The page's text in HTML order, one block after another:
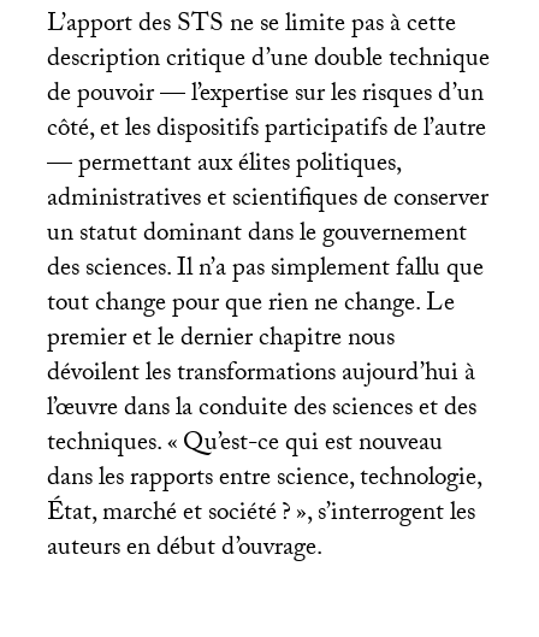
L’apport desSTSne se limite pas à cette
description critique d’une double technique
de pouvoir — l’expertise sur les risques d’un
côté, et les dispositifs participatifs de l’autre
— permettant aux élites politiques,
administratives et scientifiques de conserver
un statut dominant dans le gouvernement
des sciences. Il n’a pas simplement fallu que
tout change pour que rien ne change. Le
premier et le dernier chapitre nous
dévoilent les transformations aujourd’hui à
l’œuvre dans la conduite des sciences et des
techniques. «Qu’est-ce qui est nouveau
dans les rapports entre science, technologie,
État, marché et société?», s’interrogent les
auteurs en début d’ouvrage.